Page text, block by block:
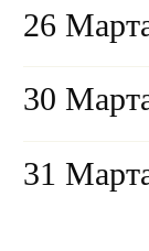
26
30
31